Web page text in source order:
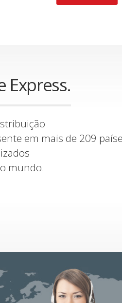
Express.
em mais de 209
mundo.